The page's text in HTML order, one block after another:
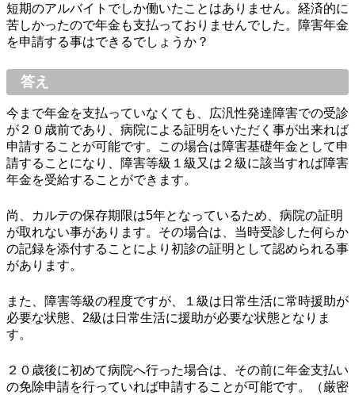
短期のアルバイトでしか働いたことはありません。経済的に
苦しかったので年金も支払っておりませんでした。障害年金
を申請する事はできるでしょうか？
答え
今まで年金を支払っていなくても、広汎性発達障害での受診
が２０歳前であり、病院による証明をいただく事が出来れば
申請することが可能です。この場合は障害基礎年金として申
請することになり、障害等級１級又は２級に該当すれば障害
年金を受給することができます。
尚、カルテの保存期限は5年となっているため、病院の証明
が取れない事があります。その場合は、当時受診した何らか
の記録を添付することにより初診の証明として認められる事
があります。
また、障害等級の程度ですが、１級は日常生活に常時援助が
必要な状態、2級は日常生活に援助が必要な状態となりま
す。
２０歳後に初めて病院へ行った場合は、その前に年金支払い
の免除申請を行っていれば申請することが可能です。（厳密